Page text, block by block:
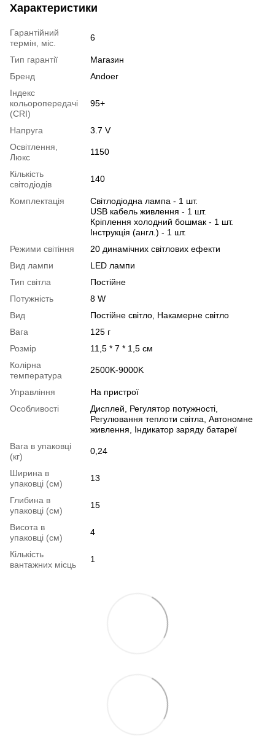
Характеристики
Гарантійний
термін, міс.
6
Тип гарантії
Магазин
Бренд
Andoer
Індекс
кольоропередачі
(CRI)
95+
Напруга
3.7 V
Освітлення,
Люкс
1150
Кількість
світодіодів
140
Комплектація
Світлодіодна лампа - 1 шт.
USB кабель живлення - 1 шт.
Кріплення холодний бошмак - 1 шт.
Інструкція (англ.) - 1 шт.
Режими світіння
20 динамічних світлових ефекти
Вид лампи
LED лампи
Тип світла
Постійне
Потужність
8 W
Вид
Постійне світло, Накамерне світло
Вага
125 г
Розмір
11,5 * 7 * 1,5 см
Колірна
температура
2500K-9000K
Управління
На пристрої
Особливості
Дисплей, Регулятор потужності,
Регулювання теплоти світла, Автономне
живлення, Індикатор заряду батареї
Вага в упаковці
(кг)
0,24
Ширина в
упаковці (см)
13
Глибина в
упаковці (см)
15
Висота в
упаковці (см)
4
Кількість
вантажних місць
1